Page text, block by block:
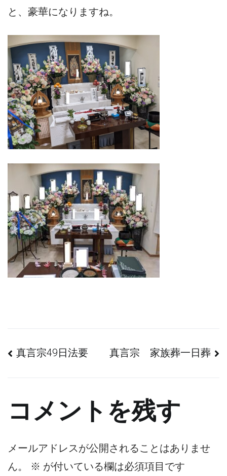
と、豪華になりますね。
投
ナ
ゲ
真言宗49日法要 真言宗 家族葬一日葬
コメントを残す
メールアドレスが公開されることはありませ
ん。
※ が付いている欄は必須項目です